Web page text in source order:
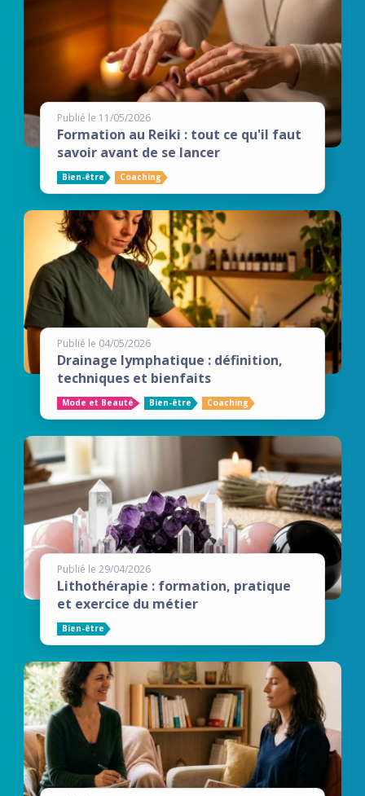
Publié le 11/05/2026
Formation au Reiki : tout ce qu'il faut
savoir avant de se lancer
Bien-être Coaching
Publié le 04/05/2026
Drainage lymphatique : définition,
techniques et bienfaits
Mode et Beauté Bien-être Coaching
Publié le 29/04/2026
Lithothérapie : formation, pratique
et exercice du métier
Bien-être